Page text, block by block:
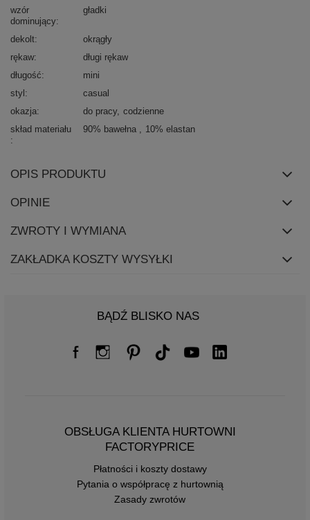
wzór
dominujący
gładki
dekolt
okrągły
rękaw
długi rękaw
długość
mini
styl
casual
okazja
do pracy codzienne
skład materiału
90% bawełna 10% elastan
OPIS PRODUKTU
OPINIE
ZWROTY I WYMIANA
ZAKŁADKA KOSZTY WYSYŁKI
BĄDŹ BLISKO NAS
OBSŁUGA KLIENTA HURTOWNI
FACTORYPRICE
Płatności i koszty dostawy
Pytania o współpracę z hurtownią
Zasady zwrotów